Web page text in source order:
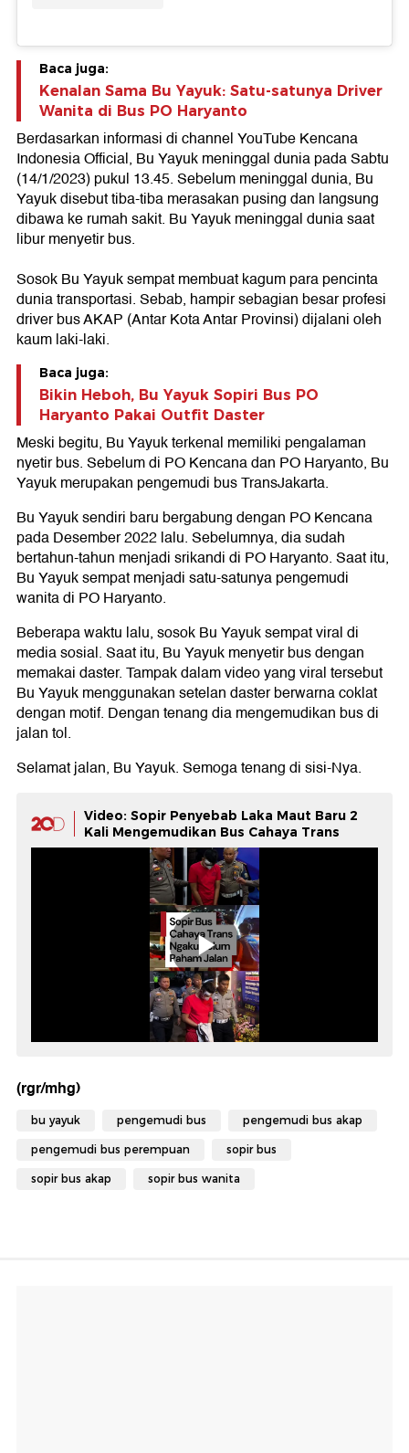
Baca juga:
Kenalan Sama Bu Yayuk: Satu-satunya Driver
Wanita di Bus PO Haryanto
Berdasarkan informasi di channel YouTube Kencana
Indonesia Official, Bu Yayuk meninggal dunia pada Sabtu
(14/1/2023) pukul 13.45. Sebelum meninggal dunia, Bu
Yayuk disebut tiba-tiba merasakan pusing dan langsung
dibawa ke rumah sakit. Bu Yayuk meninggal dunia saat
libur menyetir bus.
Sosok Bu Yayuk sempat membuat kagum para pencinta
dunia transportasi. Sebab, hampir sebagian besar profesi
driver bus AKAP (Antar Kota Antar Provinsi) dijalani oleh
kaum laki-laki.
Baca juga:
Bikin Heboh, Bu Yayuk Sopiri Bus PO
Haryanto Pakai Outfit Daster
Meski begitu, Bu Yayuk terkenal memiliki pengalaman
nyetir bus. Sebelum di PO Kencana dan PO Haryanto, Bu
Yayuk merupakan pengemudi bus TransJakarta.
Bu Yayuk sendiri baru bergabung dengan PO Kencana
pada Desember 2022 lalu. Sebelumnya, dia sudah
bertahun-tahun menjadi srikandi di PO Haryanto. Saat itu,
Bu Yayuk sempat menjadi satu-satunya pengemudi
wanita di PO Haryanto.
Beberapa waktu lalu, sosok Bu Yayuk sempat viral di
media sosial. Saat itu, Bu Yayuk menyetir bus dengan
memakai daster. Tampak dalam video yang viral tersebut
Bu Yayuk menggunakan setelan daster berwarna coklat
dengan motif. Dengan tenang dia mengemudikan bus di
jalan tol.
Selamat jalan, Bu Yayuk. Semoga tenang di sisi-Nya.
Video: Sopir Penyebab Laka Maut Baru 2
Kali Mengemudikan Bus Cahaya Trans
(rgr/mhg)
bu yayuk pengemudi bus pengemudi bus akap
pengemudi bus perempuan sopir bus
sopir bus akap sopir bus wanita